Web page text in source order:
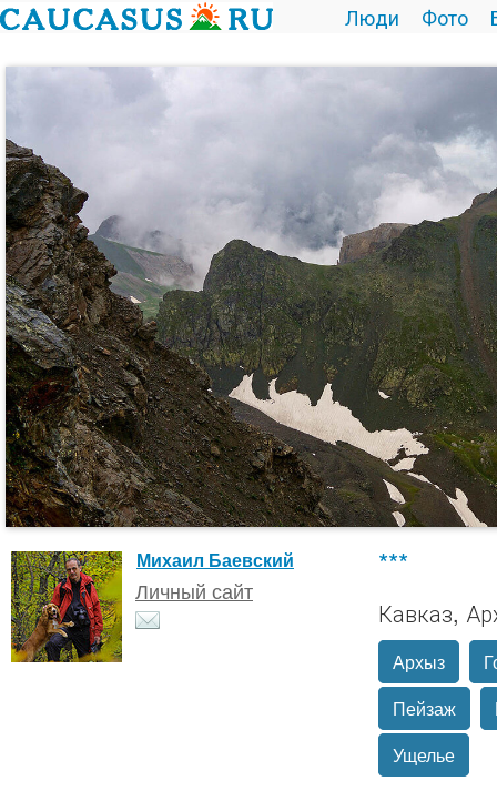
Люди Фото
Михаил Баевский
Личный сайт
***
Кавказ,
Архыз
Пейзаж
Ущелье